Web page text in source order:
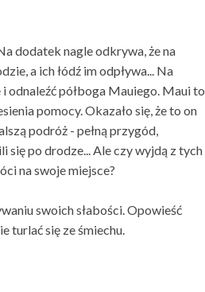
dodatek nagle odkrywa, że na
a ich łódź im odpływa... Na
odnaleźć półboga Mauiego. Maui to
pomocy. Okazało się, że to on
podróż - pełną przygód,
się po drodze... Ale czy wyjdą z tych
na swoje miejsce?
swoich słabości. Opowieść
turlać się ze śmiechu.